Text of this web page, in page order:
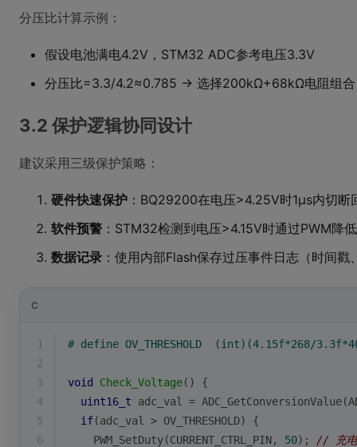
分压比计算示例：
假设电池满电4.2V，STM32 ADC参考电压3.3V
分压比=3.3/4.2≈0.785 → 选择200kΩ+68kΩ电阻组
3.2 保护逻辑协同设计
建议采用三级保护策略：
硬件快速保护 ：BQ29200在电压>4.25V时1μs内切断
软件预警 ：STM32检测到电压>4.15V时通过PWM降
数据记录 ：使用内部Flash保存过压事件日志（时间戳
C
1 # define OV_THRESHOLD  (int)(4.15f*268/
2
3
void Check_Voltage()
{
4
uint16_t adc_val =
5
if(adc_val > OV_THRESHOLD) {
6
    PWM_SetDuty(CURRENT_CTRL_PIN,
50); // 充电